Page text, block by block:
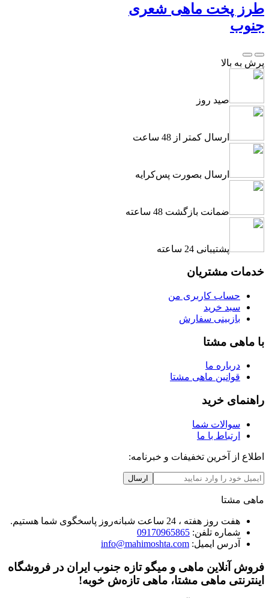
طرز پخت ماهی شعری
جنوب
پرش به بالا
صید روز
ارسال کمتر از 48 ساعت
ارسال بصورت پس‌کرایه
ضمانت بازگشت 48 ساعته
پشتیبانی 24 ساعته
خدمات مشتریان
حساب کاربری من
سبد خرید
بازبینی سفارش
با ماهی مشتا
درباره ما
قوانین ماهی مشتا
راهنمای خرید
سوالات شما
ارتباط با ما
اطلاع از آخرین تخفیفات و خبرنامه:
ارسال
ماهی مشتا
هفت روز هفته ، 24 ساعت شبانه‌روز پاسخگوی شما هستیم.
شماره تلفن: 09170965865
آدرس ایمیل: info@mahimoshta.com
فروش آنلاین ماهی و میگو تازه جنوب ایران در فروشگاه
اینترنتی ماهی مشتا، ماهی تازه‌ش خوبه!